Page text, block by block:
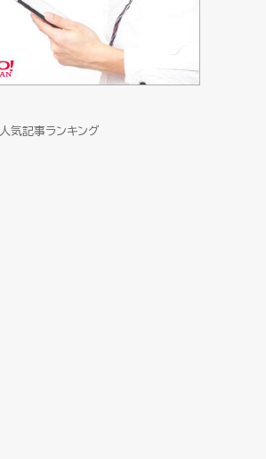
人気記事ランキング